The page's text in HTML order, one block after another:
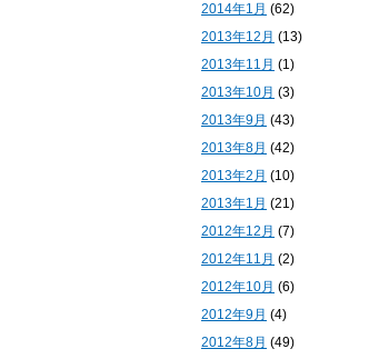
2014年1月 (62)
2013年12月 (13)
2013年11月 (1)
2013年10月 (3)
2013年9月 (43)
2013年8月 (42)
2013年2月 (10)
2013年1月 (21)
2012年12月 (7)
2012年11月 (2)
2012年10月 (6)
2012年9月 (4)
2012年8月 (49)